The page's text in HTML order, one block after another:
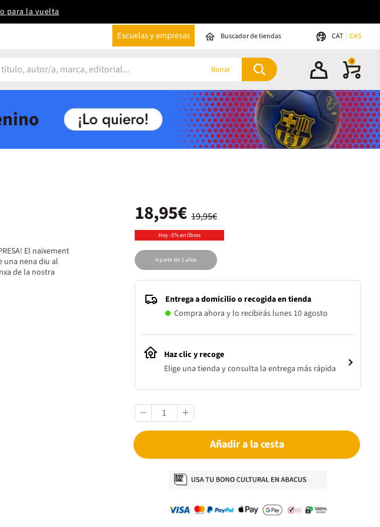
para la vuelta
Escuelas y empresas Buscador de tiendas CAT CAS
Borrar
0
El naixement
una nena diu al
de la nostra
19,95€
18,95€
Hoy -5% en libros
A partir de 3 años
Entrega a domicilio o recogida en tienda
Compra ahora y lo recibirás lunes 10 agosto
Haz clic y recoge
Elige una tienda y consulta la entrega más rápida
Añadir a la cesta